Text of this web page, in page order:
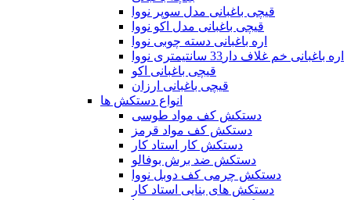
قیچی باغبانی مدل سوپر نووا
قیچی باغبانی مدل اکو نووا
اره باغبانی دسته چوبی نووا
اره باغبانی خم غلاف دار33 سانتیمتری نووا
قیچی باغبانی اکو
قیچی باغبانی ارزان
انواع دستکش ها
دستکش کف مواد طوسی
دستکش کف مواد قرمز
دستکش کار استاد کار
دستکش ضد برش بوفالو
دستکش چرمی کف دوبل نووا
دستکش های بنایی استاد کار